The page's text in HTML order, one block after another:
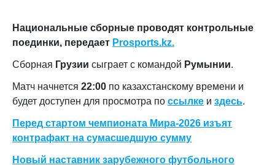
Национальные сборные проводят контрольные
поединки, передает Prosports.kz.
Сборная Грузии сыграет с командой Румынии.
Матч начнется 22:00 по казахстанскому времени и
будет доступен для просмотра по ссылке и здесь.
Перед стартом чемпионата Мира-2026 изъят
контрафакт на сумасшедшую сумму
Новый наставник зарубежного футбольного